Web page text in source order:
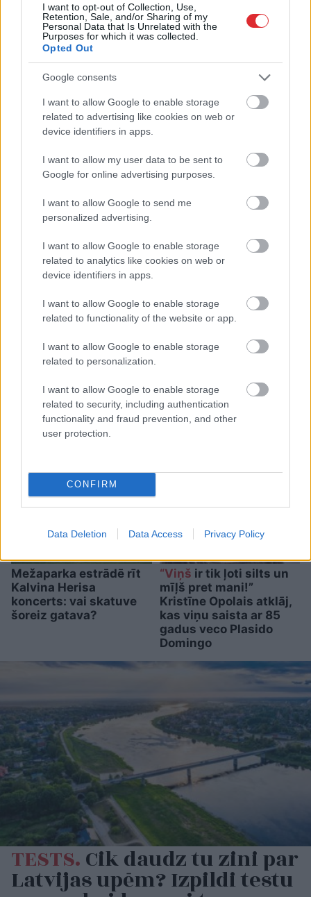
I want to opt-out of Collection, Use,
Retention, Sale, and/or Sharing of my
Personal Data that Is Unrelated with the
Purposes for which it was collected.
Opted Out
Google consents
I want to allow Google to enable storage
related to advertising like cookies on web or
device identifiers in apps.
I want to allow my user data to be sent to
Google for online advertising purposes.
I want to allow Google to send me
personalized advertising.
I want to allow Google to enable storage
related to analytics like cookies on web or
device identifiers in apps.
I want to allow Google to enable storage
related to functionality of the website or app.
I want to allow Google to enable storage
related to personalization.
I want to allow Google to enable storage
related to security, including authentication
functionality and fraud prevention, and other
user protection.
CONFIRM
Data Deletion Data Access Privacy Policy
Neriskējietar savu veselību! Šos pārtikas
produktus pēc derīguma termiņa beigām
nekādā gadījumā nedrīkst lietot uzturā
lai kā tu censtos to slēpt, pēc tām
redzams, ka tev jau ir vairāk nekā 40 gadu
Lasīt citas ziņas
Horoskopi 6. augustam.
Daudz kas būs atkarīgs no
tā, cik prasmīgi izmantosi
savas stiprās puses
Mežaparka estrādē rīt
Kalvina Herisa
koncerts: vai skatuve
šoreiz gatava?
“Viņš ir tik ļoti silts un
mīļš pret mani!”
Kristīne Opolais atklāj,
kas viņu saista ar 85
gadus veco Plasido
Domingo
TESTS.Cik daudz tu zini par
Latvijas upēm? Izpildi testu
Atcelt Ziņot